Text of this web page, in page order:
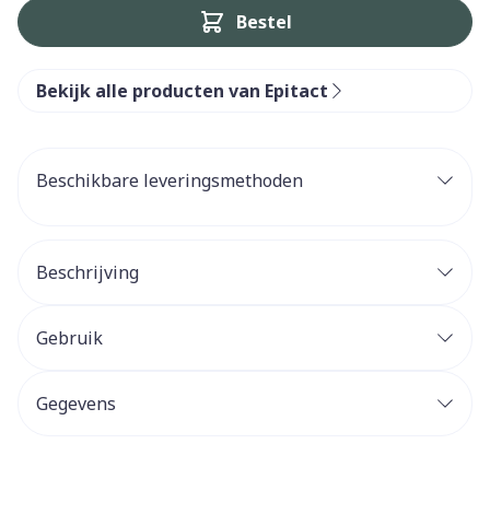
Bestel
Bekijk alle producten van Epitact
Beschikbare leveringsmethoden
Beschrijving
Gebruik
Gegevens